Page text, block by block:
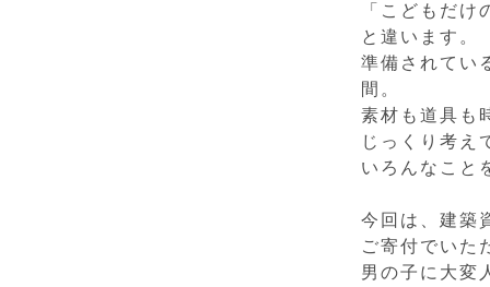
「こどもだ
と違います。
準備されてい
間。
素材も道具も
じっくり考え
いろんなこと
今回は、建築
ご寄付でいた
男の子に大変